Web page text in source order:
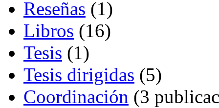
Reseñas (1)
Libros (16)
Tesis (1)
Tesis dirigidas (5)
Coordinación (3